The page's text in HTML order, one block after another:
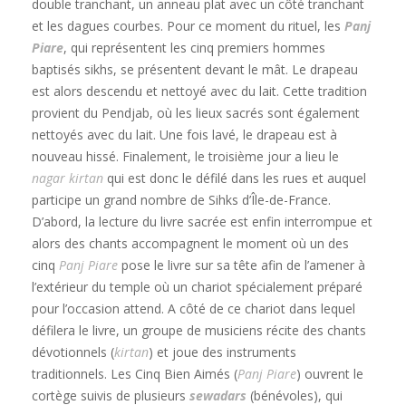
double tranchant, un anneau plat avec un côté tranchant
et les dagues courbes. Pour ce moment du rituel, les Panj
Piare, qui représentent les cinq premiers hommes
baptisés sikhs, se présentent devant le mât. Le drapeau
est alors descendu et nettoyé avec du lait. Cette tradition
provient du Pendjab, où les lieux sacrés sont également
nettoyés avec du lait. Une fois lavé, le drapeau est à
nouveau hissé. Finalement, le troisième jour a lieu le
nagar kirtan qui est donc le défilé dans les rues et auquel
participe un grand nombre de Sihks d’Île-de-France.
D’abord, la lecture du livre sacrée est enfin interrompue et
alors des chants accompagnent le moment où un des
cinq Panj Piare pose le livre sur sa tête afin de l’amener à
l’extérieur du temple où un chariot spécialement préparé
pour l’occasion attend. A côté de ce chariot dans lequel
défilera le livre, un groupe de musiciens récite des chants
dévotionnels (kirtan) et joue des instruments
traditionnels. Les Cinq Bien Aimés (Panj Piare) ouvrent le
cortège suivis de plusieurs sewadars (bénévoles), qui